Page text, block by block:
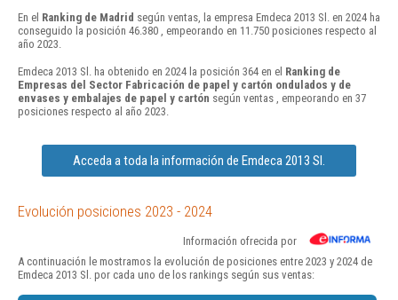
En el Ranking de Madrid según ventas, la empresa Emdeca 2013 Sl. en 2024 ha
conseguido la posición 46.380 , empeorando en 11.750 posiciones respecto al
año 2023.
Emdeca 2013 Sl. ha obtenido en 2024 la posición 364 en el Ranking de
Empresas del Sector Fabricación de papel y cartón ondulados y de
envases y embalajes de papel y cartón según ventas , empeorando en 37
posiciones respecto al año 2023.
Acceda a toda la información de Emdeca 2013 Sl.
Evolución posiciones 2023 - 2024
Información ofrecida por
A continuación le mostramos la evolución de posiciones entre 2023 y 2024 de
Emdeca 2013 Sl. por cada uno de los rankings según sus ventas: